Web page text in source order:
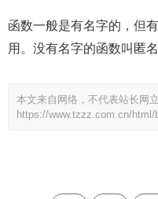
函数一般是有名字的，但
用。没有名字的函数叫匿名
本文来自网络，不代表站长网
https://www.tzzz.com.cn/html/